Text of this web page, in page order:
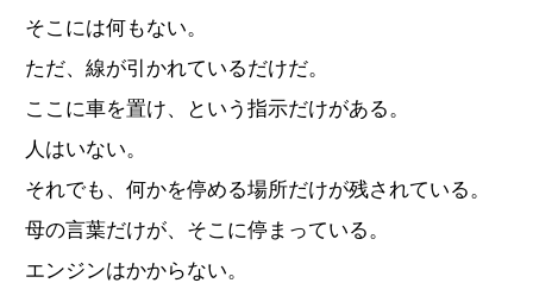
そこには何もない。
ただ、線が引かれているだけだ。
ここに車を置け、という指示だけがある。
人はいない。
それでも、何かを停める場所だけが残されている。
母の言葉だけが、そこに停まっている。
エンジンはかからない。